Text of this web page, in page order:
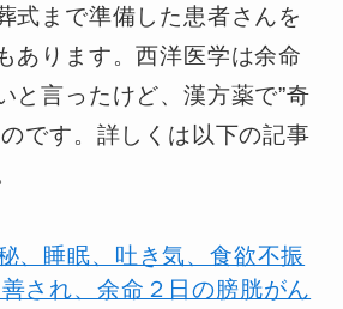
式まで準備した患者さんを
あります。西洋医学は余命
と言ったけど、漢方薬で”奇
です。詳しくは以下の記事
、睡眠、吐き気、食欲不振
され、余命２日の膀胱がん